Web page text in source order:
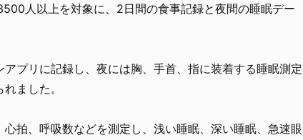
人以上を対象に、2日間の食事記録と夜間の睡眠デー
プリに記録し、夜には胸、手首、指に装着する睡眠測定
ました。
拍、呼吸数などを測定し、浅い睡眠、深い睡眠、急速眼